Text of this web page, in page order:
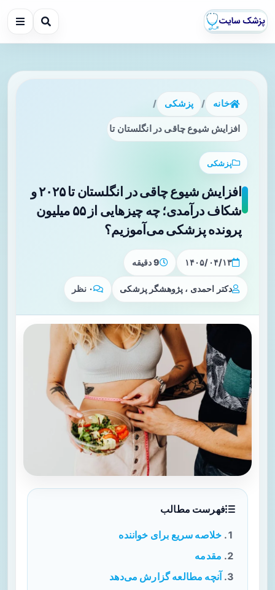
خانه / پزشکی /
افزایش شیوع چاقی در انگلستان تا ۲۰۲۵ و شکاف درآمدی؛ چه چیزهایی از ۵۵ میلیون پرونده پزشکی می‌آموزیم؟
پزشکی
افزایش شیوع چاقی در انگلستان تا ۲۰۲۵ و
شکاف درآمدی؛ چه چیزهایی از ۵۵ میلیون
پرونده پزشکی می‌آموزیم؟
۱۴۰۵/۰۴/۱۳ 9 دقیقه
دکتر احمدی ، پژوهشگر پزشکی ۰ نظر
فهرست مطالب
خلاصه سریع برای خواننده
مقدمه
آنچه مطالعه گزارش می‌دهد